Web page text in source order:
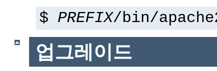
$ PREFIX/bin/
업그레이드